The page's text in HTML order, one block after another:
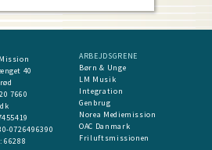
40
7660
0726496390
66288
ARBEJDSGRENE
Børn & Unge
LM Musik
Integration
Genbrug
Norea Mediemission
OAC Danmark
Friluftsmissionen